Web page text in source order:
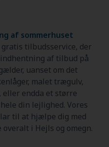
af sommerhuset
tilbudsservice, der
af tilbud på
uanset om det
malet trægulv,
endda et større
din lejlighed. Vores
til at hjælpe dig med
i Hejls og omegn.